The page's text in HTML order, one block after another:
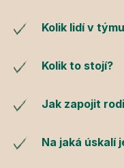
Kolik lidí v
Kolik to stojí?
Jak zapojit
Na jaká úskalí